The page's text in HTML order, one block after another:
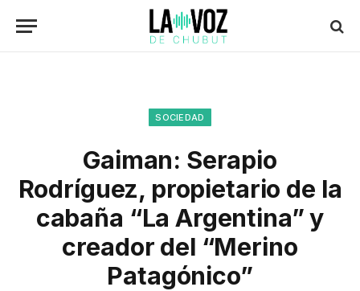
SOCIEDAD
Gaiman: Serapio
Rodríguez, propietario de la
cabaña “La Argentina” y
creador del “Merino
Patagónico”